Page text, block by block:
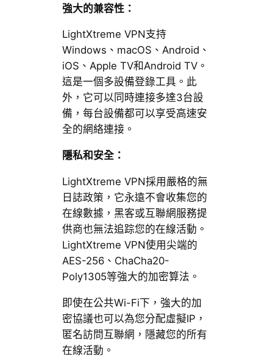
強大的兼容性：
LightXtreme VPN支持
Windows、macOS、Android、
iOS、Apple TV和Android TV。
這是一個多設備登錄工具。此
外，它可以同時連接多達3台設
備，每台設備都可以享受高速安
全的網絡連接。
隱私和安全：
LightXtreme VPN採用嚴格的無
日誌政策，它永遠不會收集您的
在線數據，黑客或互聯網服務提
供商也無法追踪您的在線活動。
LightXtreme VPN使用尖端的
AES-256、ChaCha20-
Poly1305等強大的加密算法。
即使在公共Wi-Fi下，強大的加
密協議也可以為您分配虛擬IP，
匿名訪問互聯網，隱藏您的所有
在線活動。